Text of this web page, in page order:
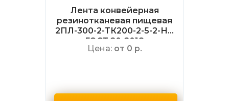
Лента конвейерная
резинотканевая пищевая
2ПЛ-300-2-ТК200-2-5-2-НБ
ГОСТ 20-2018
Цена: от 0 р.